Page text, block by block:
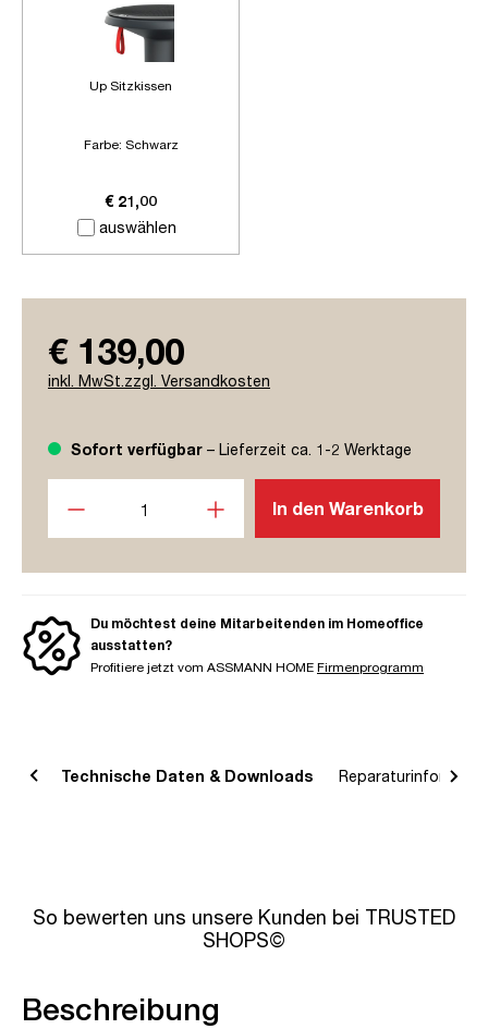
auswählen
Up Sitzkissen
Farbe: Schwarz
€ 21,00
€ 139,00
inkl. MwSt.zzgl. Versandkosten
Sofort verfügbar – Lieferzeit ca. 1-2 Werktage
In den Warenkorb
Du möchtest deine Mitarbeitenden im Homeoffice
ausstatten?
Profitiere jetzt vom ASSMANN HOME Firmenprogramm
Technische Daten & Downloads
So bewerten uns unsere Kunden bei TRUSTED
SHOPS©
Beschreibung